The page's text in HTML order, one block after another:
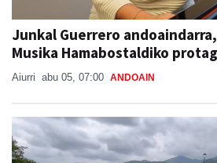
Junkal Guerrero
Musika Hamabostaldiko
Aiurri abu 05, 07:00 ANDOAIN